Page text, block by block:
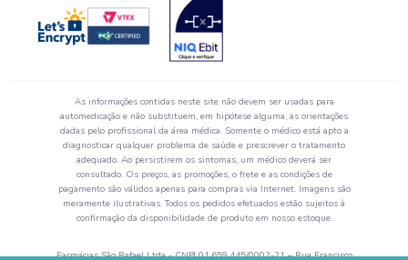
As informações contidas neste site não devem ser usadas para
automedicação e não substituem, em hipótese alguma, as orientações
dadas pelo profissional da área médica. Somente o médico está apto a
diagnosticar qualquer problema de saúde e prescrever o tratamento
adequado. Ao persistirem os sintomas, um médico deverá ser
consultado. Os preços, as promoções, o frete e as condições de
pagamento são válidos apenas para compras via Internet. Imagens são
meramente ilustrativas. Todos os pedidos efetuados estão sujeitos à
confirmação da disponibilidade de produto em nosso estoque.
Farmácias São Rafael Ltda - CNPJ 01.659.445/0002-21 – Rua Francisco